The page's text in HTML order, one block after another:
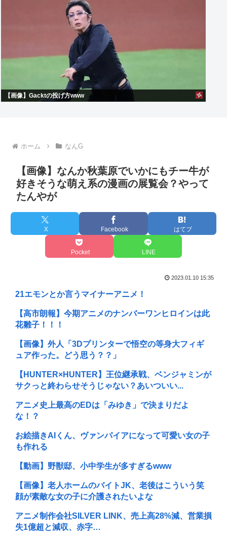
【画像】Gacktの投げ方www
ホーム なんG
【画像】なんか秋葉原でいかにもチー牛が
好きそうな萌え系の漫画の展覧会？やって
たんやが
X Facebook はてブ
Pocket LINE
2023.01.10 15:35
21エモンとか言うマイナーアニメ！
【高市朗報】今期アニメのナンバーワンヒロインは此
花雛子！！！
【画像】外人「3Dプリンターで悟空の等身大フィギ
ュア作った。どう思う？？」
【HUNTER×HUNTER】王位継承戦、ベンジャミンが
サクっと終わらせそうじゃない？あいついい...
アニメ史上最高のEDは「みゆき」で決まりだよ
な！？
お絵描きAIくん、ヴァンパイアになって可愛い女の子
も作れる
【動画】野獣邸、小中学生が多すぎるwww
【画像】老人ホームのバイトJK、老後はこういう笑
顔が素敵な女の子に介護されたいよな
アニメ制作会社SILVER LINK、売上高28%減、営業損
失1億超と減収、赤字…